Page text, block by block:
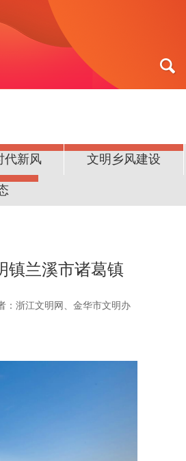
代新风 文明乡风建设
兰溪市诸葛镇
：浙江文明网、金华市文明办